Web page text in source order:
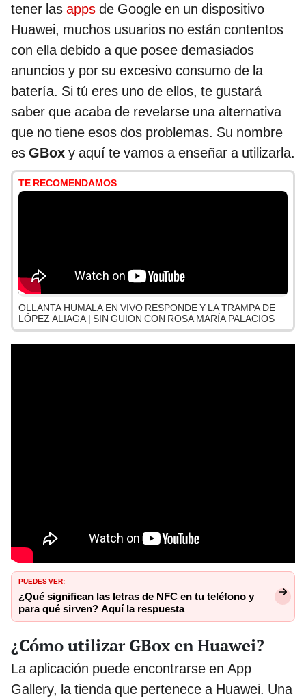
tener las apps de Google en un dispositivo
Huawei, muchos usuarios no están contentos
con ella debido a que posee demasiados
anuncios y por su excesivo consumo de la
batería. Si tú eres uno de ellos, te gustará
saber que acaba de revelarse una alternativa
que no tiene esos dos problemas. Su nombre
es GBox y aquí te vamos a enseñar a utilizarla.
TE RECOMENDAMOS
OLLANTA HUMALA EN VIVO RESPONDE Y LA TRAMPA DE
LÓPEZ ALIAGA | SIN GUION CON ROSA MARÍA PALACIOS
PUEDES VER:
¿Qué significan las letras de NFC en tu teléfono y
para qué sirven? Aquí la respuesta
¿Cómo utilizar GBox en Huawei?
La aplicación puede encontrarse en App
Gallery, la tienda que pertenece a Huawei. Una